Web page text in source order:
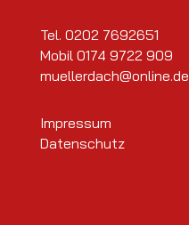
Tel. 0202 7692651
Mobil 0174 9722 909
muellerdach@online.de
Impressum
Datenschutz